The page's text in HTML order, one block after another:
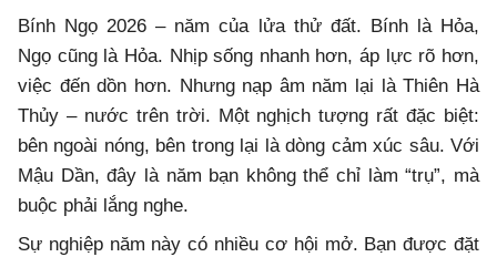
Bính Ngọ 2026 – năm của lửa thử đất. Bính là Hỏa,
Ngọ cũng là Hỏa. Nhịp sống nhanh hơn, áp lực rõ hơn,
việc đến dồn hơn. Nhưng nạp âm năm lại là Thiên Hà
Thủy – nước trên trời. Một nghịch tượng rất đặc biệt:
bên ngoài nóng, bên trong lại là dòng cảm xúc sâu. Với
Mậu Dần, đây là năm bạn không thể chỉ làm “trụ”, mà
buộc phải lắng nghe.
Sự nghiệp năm này có nhiều cơ hội mở. Bạn được đặt